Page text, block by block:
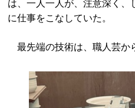
は、一人一人が、注意深く、
に仕事をこなしていた。
最先端の技術は、職人芸か